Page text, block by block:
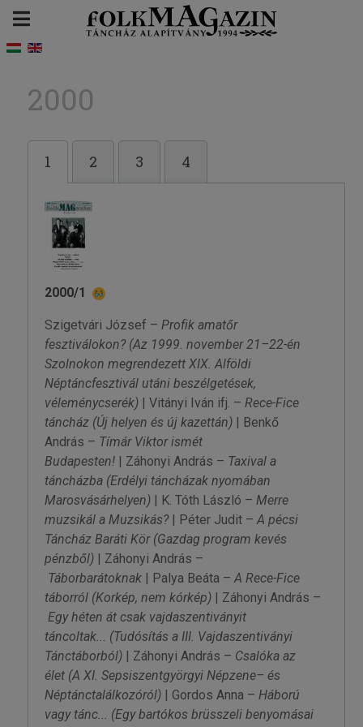
2000
1 2 3 4
2000/1
Szigetvári József – Profik amatőr
fesztiválokon? (Az 1999. november 21–22-én
Szolnokon megrendezett XIX. Alföldi
Néptáncfesztivál utáni beszélgetések,
véleménycserék)| Vitányi Iván ifj. – Rece-Fice
táncház (Új helyen és új kazettán)| Benkő
András – Tímár Viktor ismét
Budapesten!| Záhonyi András – Taxival a
táncházba (Erdélyi táncházak nyomában
Marosvásárhelyen)| K. Tóth László – Merre
muzsikál a Muzsikás?| Péter Judit –A pécsi
Táncház Baráti Kör (Gazdag program kevés
pénzből)| Záhonyi András –
Táborbarátoknak| Palya Beáta –A Rece-Fice
táborról (Korkép, nem kórkép)| Záhonyi András –
Egy héten át csak vajdaszentiványit
táncoltak... (Tudósítás a III. Vajdaszentiványi
Tánctáborból)| Záhonyi András – Csalóka az
élet (A XI. Sepsiszentgyörgyi Népzene– és
Néptánctalálkozóról)| Gordos Anna – Háború
vagy tánc... (Egy bartókos brüsszeli benyomásai